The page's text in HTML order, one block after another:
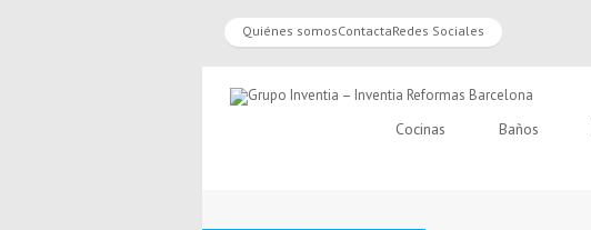
Quiénes somosContactaRedes Sociales
Cocinas Baños